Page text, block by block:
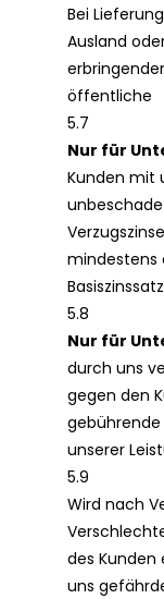
Bei
Ausland
öffentliche
5.7
Nur für
Kunden mit
mindestens
5.8
Nur für
durch uns
gegen den
gebührende
unserer
5.9
Wird nach
des Kunden
uns